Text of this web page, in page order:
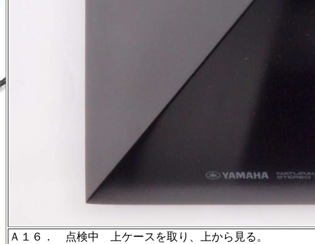
Ａ１６． 点検中 上ケースを取り、上から見る。